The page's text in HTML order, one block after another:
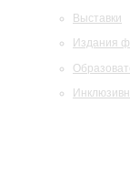
Выставки
Издания